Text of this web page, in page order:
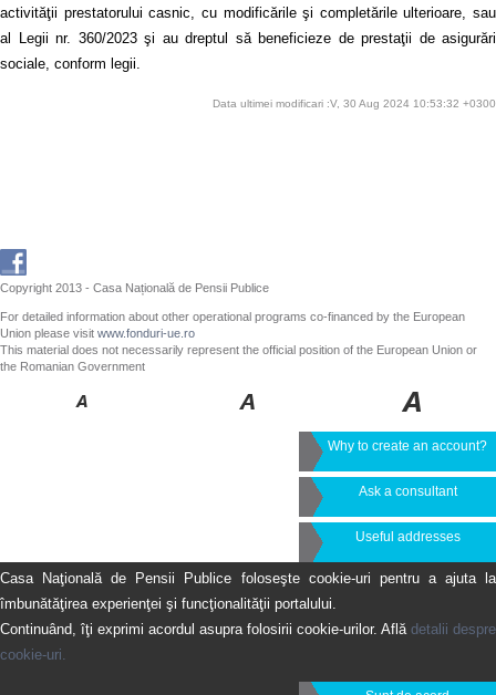
activităţii prestatorului casnic, cu modificările şi completările ulterioare, sau
al Legii nr. 360/2023 şi au dreptul să beneficieze de prestaţii de asigurări
sociale, conform legii.
Data ultimei modificari :V, 30 Aug 2024 10:53:32 +0300
Copyright 2013 - Casa Națională de Pensii Publice
For detailed information about other operational programs co-financed by the European
Union please visit www.fonduri-ue.ro
This material does not necessarily represent the official position of the European Union or
the Romanian Government
Why to create an account?
Ask a consultant
Useful addresses
Casa Naţională de Pensii Publice foloseşte cookie-uri pentru a ajuta la
îmbunătăţirea experienţei şi funcţionalităţii portalului.
Continuând, îţi exprimi acordul asupra folosirii cookie-urilor. Află detalii despre
cookie-uri.